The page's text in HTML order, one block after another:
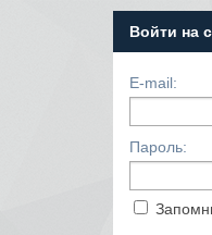
Войти на
E-mail:
Пароль: